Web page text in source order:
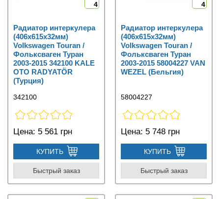
4
Радиатор интеркулера
(406x615x32мм)
Volkswagen Touran /
Фольксваген Туран
2003-2015 342100 KALE
OTO RADYATÖR
(Турция)
342100
Цена: 5 561 грн
КУПИТЬ
Быстрый заказ
4
Радиатор интеркулера
(406x615x32мм)
Volkswagen Touran /
Фольксваген Туран
2003-2015 58004227 VAN
WEZEL (Бельгия)
58004227
Цена: 5 748 грн
КУПИТЬ
Быстрый заказ